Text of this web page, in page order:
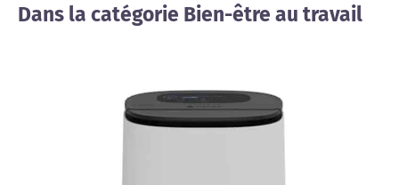
Dans la catégorie Bien-être au travail